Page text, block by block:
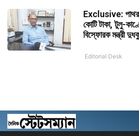
Exclusive: পাথর
কোটি টাকা, টুলু-
বিস্ফোরক মন্ত্রী
Editorial Desk